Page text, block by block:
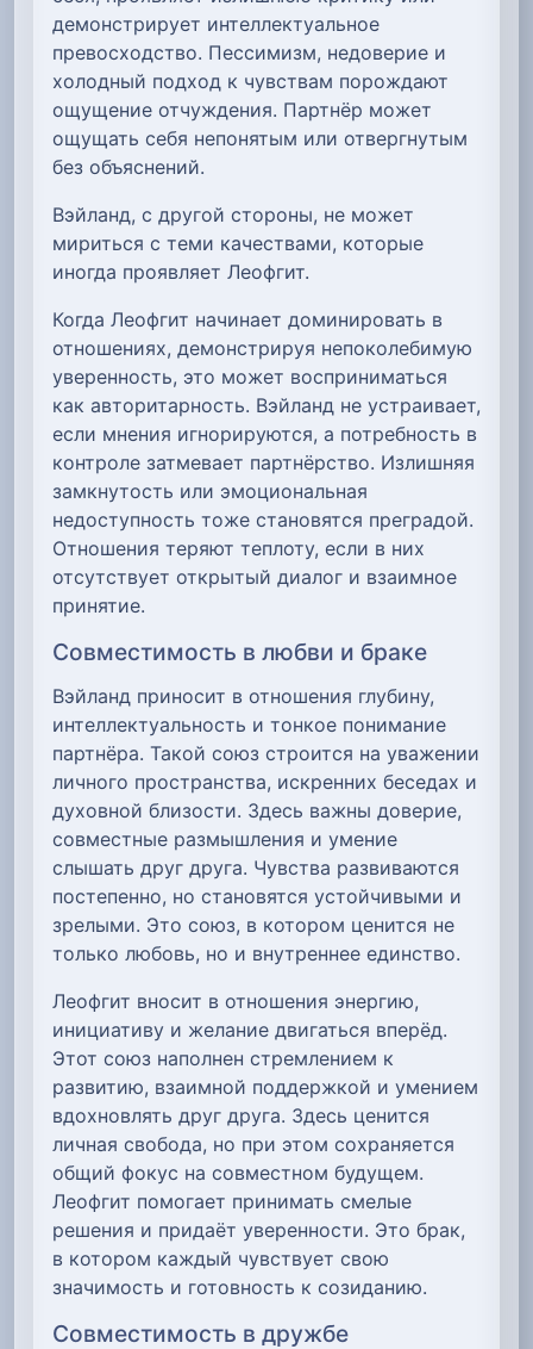
демонстрирует интеллектуальное
превосходство. Пессимизм, недоверие и
холодный подход к чувствам порождают
ощущение отчуждения. Партнёр может
ощущать себя непонятым или отвергнутым
без объяснений.
Вэйланд, с другой стороны, не может
мириться с теми качествами, которые
иногда проявляет Леофгит.
Когда Леофгит начинает доминировать в
отношениях, демонстрируя непоколебимую
уверенность, это может восприниматься
как авторитарность. Вэйланд не устраивает,
если мнения игнорируются, а потребность в
контроле затмевает партнёрство. Излишняя
замкнутость или эмоциональная
недоступность тоже становятся преградой.
Отношения теряют теплоту, если в них
отсутствует открытый диалог и взаимное
принятие.
Совместимость в любви и браке
Вэйланд приносит в отношения глубину,
интеллектуальность и тонкое понимание
партнёра. Такой союз строится на уважении
личного пространства, искренних беседах и
духовной близости. Здесь важны доверие,
совместные размышления и умение
слышать друг друга. Чувства развиваются
постепенно, но становятся устойчивыми и
зрелыми. Это союз, в котором ценится не
только любовь, но и внутреннее единство.
Леофгит вносит в отношения энергию,
инициативу и желание двигаться вперёд.
Этот союз наполнен стремлением к
развитию, взаимной поддержкой и умением
вдохновлять друг друга. Здесь ценится
личная свобода, но при этом сохраняется
общий фокус на совместном будущем.
Леофгит помогает принимать смелые
решения и придаёт уверенности. Это брак,
в котором каждый чувствует свою
значимость и готовность к созиданию.
Совместимость в дружбе